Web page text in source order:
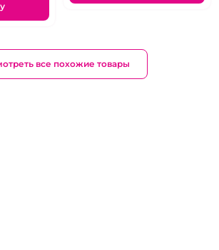
все похожие товары